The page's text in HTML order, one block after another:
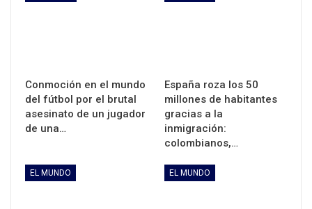
Conmoción en el mundo
del fútbol por el brutal
asesinato de un jugador
de una…
España roza los 50
millones de habitantes
gracias a la
inmigración:
colombianos,…
EL MUNDO EL MUNDO